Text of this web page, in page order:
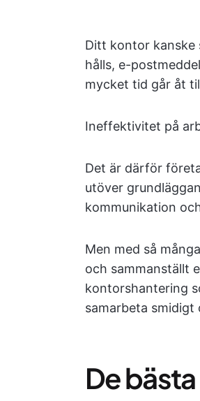
Ditt kontor kanske
hålls, e-
mycket tid går åt
Ineffektivitet på
Det är därför
utöver
kommunikation
Men med så
och sammanställt
kontorshantering
samarbeta smidigt
De